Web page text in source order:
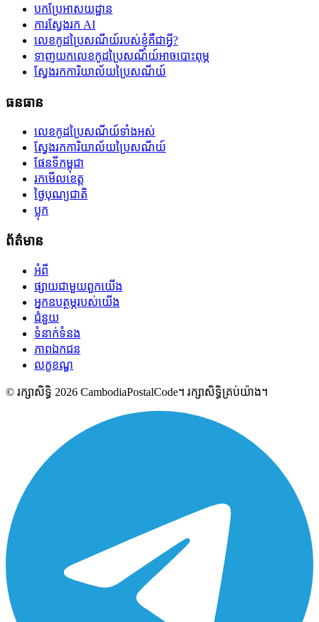
បកប្រែអាសយដ្ឋាន
ការស្វែងរក AI
លេខកូដប្រៃសណីយ៍របស់ខ្ញុំគឺជាអ្វី?
ទាញយកលេខកូដប្រៃសណីយ៍អាចបោះពុម្ភ
ស្វែងរកការិយាល័យប្រៃសណីយ៍
ធនធាន
លេខកូដប្រៃសណីយ៍ទាំងអស់
ស្វែងរកការិយាល័យប្រៃសណីយ៍
ផែនទីកម្ពុជា
រកមើលខេត្ត
ថ្ងៃបុណ្យជាតិ
ប្លុក
ព័ត៌មាន
អំពី
ផ្សាយជាមួយពួកយើង
អ្នកឧបត្ថម្ភរបស់យើង
ជំនួយ
ទំនាក់ទំនង
ភាពឯកជន
លក្ខខណ្ឌ
© រក្សាសិទ្ធិ 2026 CambodiaPostalCode។ រក្សាសិទ្ធិគ្រប់យ៉ាង។